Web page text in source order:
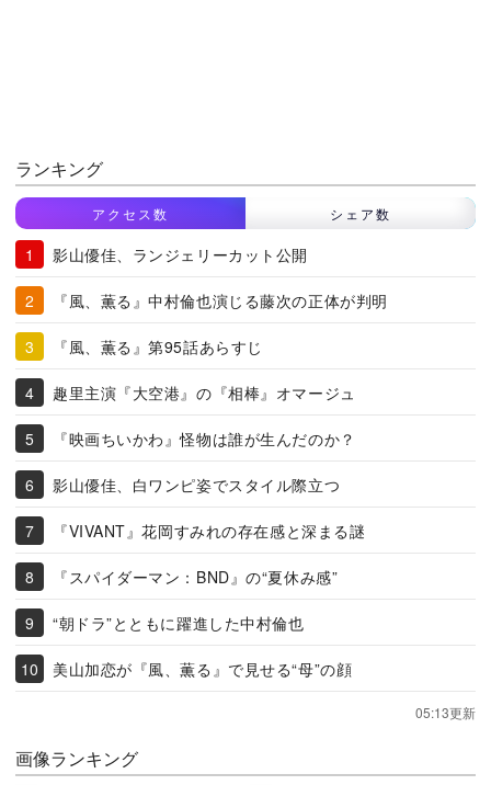
ランキング
アクセス数 シェア数
影山優佳、ランジェリーカット公開
『風、薫る』中村倫也演じる藤次の正体が判明
『風、薫る』第95話あらすじ
趣里主演『大空港』の『相棒』オマージュ
『映画ちいかわ』怪物は誰が生んだのか？
影山優佳、白ワンピ姿でスタイル際立つ
『VIVANT』花岡すみれの存在感と深まる謎
『スパイダーマン：BND』の“夏休み感”
“朝ドラ”とともに躍進した中村倫也
美山加恋が『風、薫る』で見せる“母”の顔
05:13更新
画像ランキング